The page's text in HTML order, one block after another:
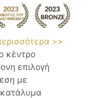
>>
κέντρο
επιλογή
με